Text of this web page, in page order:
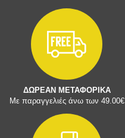
ΔΩΡΕΑΝ ΜΕΤΑΦΟΡΙΚΑ
Με παραγγελιές άνω των 49.00€